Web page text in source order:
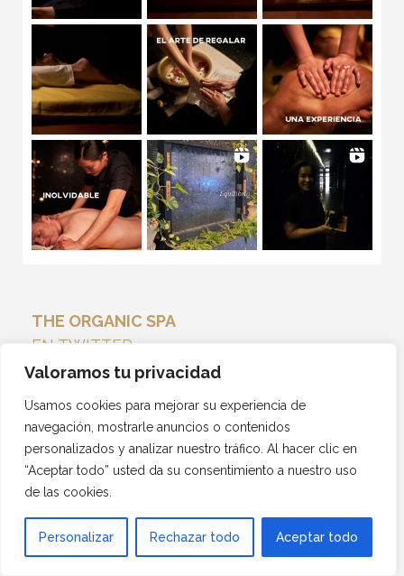
Valoramos tu privacidad
Usamos cookies para mejorar su experiencia de
navegación, mostrarle anuncios o contenidos
personalizados y analizar nuestro tráfico. Al hacer clic en
“Aceptar todo” usted da su consentimiento a nuestro uso
de las cookies.
Personalizar Rechazar todo Aceptar todo
THE ORGANIC SPA
EN TWITTER
Tweets por el @THEORGANICSPA_.